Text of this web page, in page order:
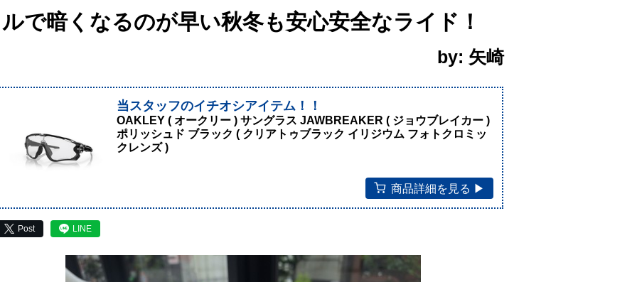
ルで暗くなるのが早い秋冬も安心安全なライド！
by: 矢崎
当スタッフのイチオシアイテム！！
OAKLEY ( オークリー ) サングラス JAWBREAKER ( ジョウブレイカー )
ポリッシュド ブラック ( クリアトゥブラック イリジウム フォトクロミッ
クレンズ )
商品詳細を見る ▶︎
Post LINE